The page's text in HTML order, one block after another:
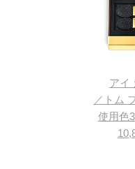
アイ
／トム
使用色